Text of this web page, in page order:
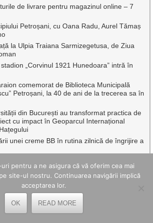
de livrare pentru magazinul online – 7
Petroșani, cu Oana Radu, Aurel Tămaș
la Ulpia Traiana Sarmizegetusa, de Ziua
„Corvinul 1921 Hunedoara” intră în
comemorat de Biblioteca Municipală
Petroșani, la 40 de ani de la trecerea sa în
din București au transformat practica de
cu impact în Geoparcul Internațional
unei creme BB în rutina zilnică de îngrijire a
ușura munca
pentru eroi, de Sf. Ilie, pe muntele
din Serviciile Publice de alimentare
pentru a ne asigura că vă oferim cea mai
site-ul nostru. Continuarea navigării implică
acceptarea lor.
OK READ MORE